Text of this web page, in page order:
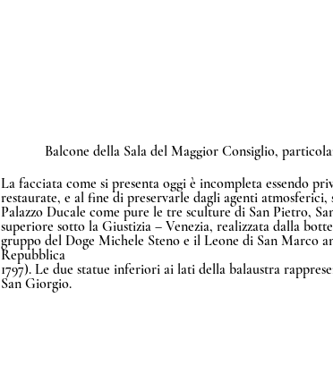
Balcone della Sala del Maggior Consiglio,
La facciata come si presenta oggi è incompleta essendo
restaurate, e al fine di preservarle dagli agenti
Palazzo Ducale come pure le tre sculture di San Pietro,
superiore sotto la Giustizia – Venezia, realizzata dalla
gruppo del Doge Michele Steno e il Leone di San Marco
Repubblica
1797). Le due statue inferiori ai lati della balaustra
San Giorgio.